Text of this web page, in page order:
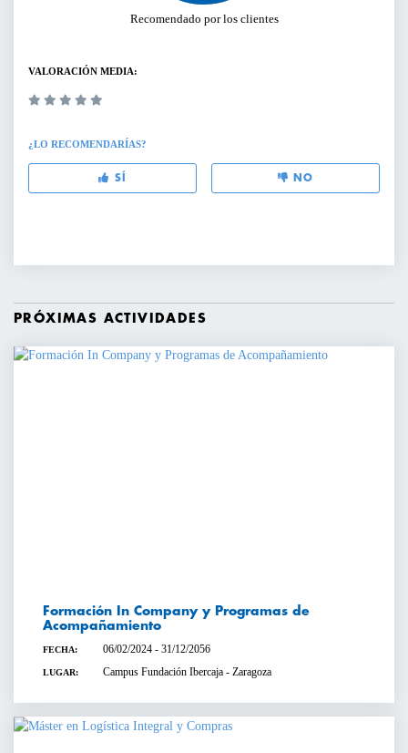
Recomendado por los clientes
VALORACIÓN MEDIA:
¿LO RECOMENDARÍAS?
SÍ NO
PRÓXIMAS ACTIVIDADES
Formación In Company y Programas de
Acompañamiento
FECHA: 06/02/2024 - 31/12/2056
LUGAR: Campus Fundación Ibercaja - Zaragoza